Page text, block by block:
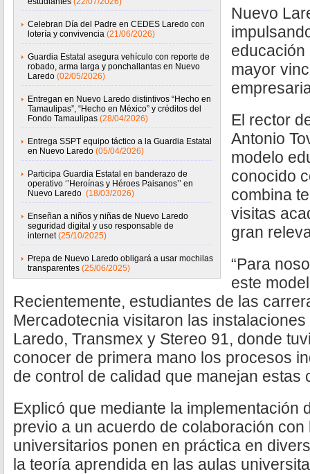
Celebran Día del Padre en CEDES Laredo con
lotería y convivencia (21/06/2026)
Guardia Estatal asegura vehículo con reporte de
robado, arma larga y ponchallantas en Nuevo
Laredo (02/05/2026)
Entregan en Nuevo Laredo distintivos “Hecho en
Tamaulipas”, “Hecho en México” y créditos del
Fondo Tamaulipas (28/04/2026)
Entrega SSPT equipo táctico a la Guardia Estatal
en Nuevo Laredo (05/04/2026)
Participa Guardia Estatal en banderazo de
operativo ‘’Heroínas y Héroes Paisanos’’ en
Nuevo Laredo (18/03/2026)
Enseñan a niños y niñas de Nuevo Laredo
seguridad digital y uso responsable de
internet (25/10/2025)
Prepa de Nuevo Laredo obligará a usar mochilas
transparentes (25/06/2025)
Nuevo
educación
mayor
El rector
Antonio
modelo
conocido
combina
visitas
gran
“Para
este
Recientemente, estudiantes de las
Mercadotecnia visitaron las
Laredo, Transmex y Stereo 91, donde
conocer de primera mano los procesos
de control de calidad que manejan estas
Explicó que mediante la implementación
previo a un acuerdo de colaboración
universitarios ponen en práctica en
la teoría aprendida en las aulas